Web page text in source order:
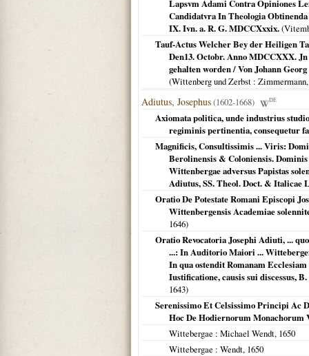
Lapsvm Adami Contra Opiniones
Candidatvra In Theologia
IX. Ivn. a. R. G. MDCCXxxix.(
Tauf-Actus Welcher Bey der Heiligen
Den13. Octobr. Anno MDCCXXX.
gehalten worden / Von Johann
(Wittenberg und Zerbst :
Adiutus, Josephus(1602-1668) DE
Axiomata politica, unde industrius
regiminis pertinentia, consequetur
Magnificis, Consultissimis ... Viris:
Berolinensis & Coloniensis.
Wittenbergae adversus Papistas
Adiutus, SS. Theol. Doct. & Italicae
Oratio De Potestate Romani Episcopi
Wittenbergensis Academiae
1646)
Oratio Revocatoria Josephi Adiuti, ...
...: In Auditorio Maiori ...
In qua ostendit Romanam
Iustificatione, causis sui discessus,
1643)
Serenissimo Et Celsissimo Principi Ac
Hoc De Hodiernorum Monachorum
Wittebergae : Michael Wendt, 1650
Wittebergae : Wendt, 1650